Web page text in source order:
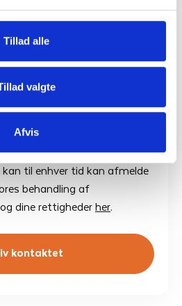
Tillad alle
valgte
Afvis
nyheder, tilbud, information
services samt invitationer til
til enhver tid kan afmelde
behandling af
dine rettigheder her.
kontaktet